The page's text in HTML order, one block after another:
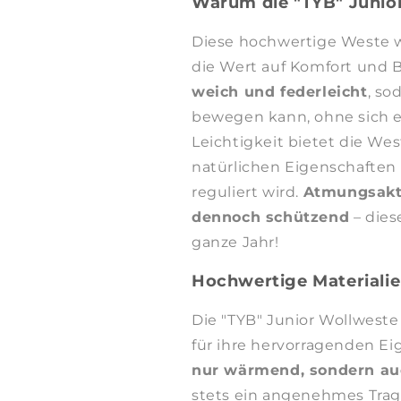
Diese hochwertige Weste
die Wert auf Komfort und
weich und federleicht,
bewegen kann, ohne sich
Leichtigkeit bietet die
natürlichen Eigenschaften
reguliert wird.
dennoch schützend –
ganze Jahr!
Hochwertige
Die "TYB" Junior
für ihre hervorragenden
nur wärmend, sondern
stets ein angenehmes